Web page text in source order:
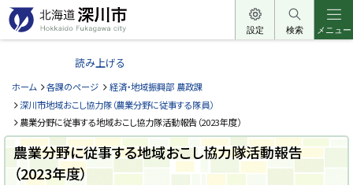
本
文
へ
へ
北
道
深
川
市
設定 検索 メニュー
読み上げる
ホーム 各課のページ
経済・地域振興部 農政課
深川市地域おこし協力隊（農業分野に従事する隊員）
農業分野に従事する地域おこし協力隊活動報告（2023年度）
農業分野に従事する地域おこし協力隊活動報告
（2023年度）